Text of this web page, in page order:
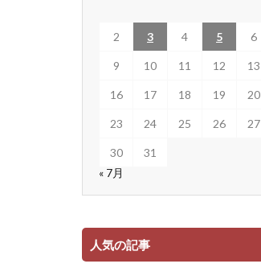
2 3 4 5 6
9 10 11 12 13
16 17 18 19 20
23 24 25 26 27
30
31
« 7月
人気の記事